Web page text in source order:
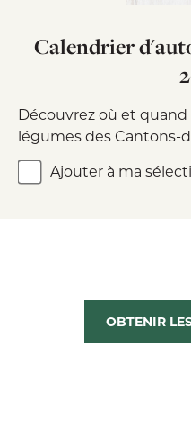
Calendrier
Découvrez où et
légumes des Cantons-
Ajouter à ma
OBTENIR